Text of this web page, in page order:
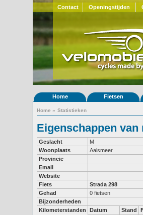
Contact Openingstijden
Home Fietsen
Home » Statistieken
Eigenschappen
Geslacht
M
Woonplaats
Aalsmeer
Provincie
Email
Website
Fiets
Strada 298
Gehad
0 fietsen
Bijzonderheden
Kilometerstanden
Datum Stand